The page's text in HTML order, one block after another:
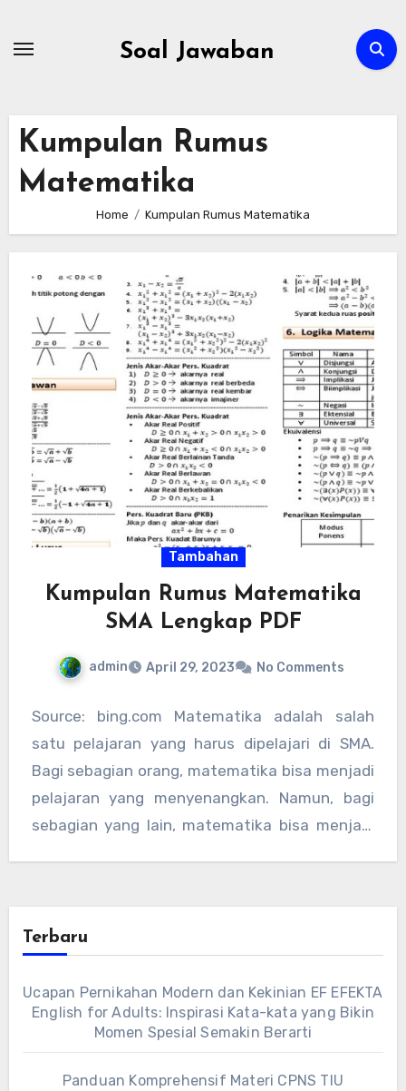
Soal Jawaban
Kumpulan Rumus
Matematika
Home Kumpulan Rumus Matematika
Tambahan
Kumpulan Rumus Matematika
SMA Lengkap PDF
admin April 29, 2023 No Comments
Source: bing.com Matematika adalah salah
satu pelajaran yang harus dipelajari di SMA.
Bagi sebagian orang, matematika bisa menjadi
pelajaran yang menyenangkan. Namun, bagi
sebagian yang lain, matematika bisa menjadi
Terbaru
Ucapan Pernikahan Modern dan Kekinian EF EFEKTA
English for Adults: Inspirasi Kata-kata yang Bikin
Momen Spesial Semakin Berarti
Panduan Komprehensif Materi CPNS TIU